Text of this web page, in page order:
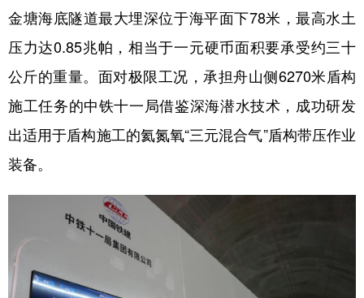
金塘海底隧道最大埋深位于海平面下78米，最高水土
压力达0.85兆帕，相当于一元硬币面积要承受约三十
公斤的重量。面对极限工况，承担舟山侧6270米盾构
施工任务的中铁十一局借鉴深海潜水技术，成功研发
出适用于盾构施工的氦氮氧“三元混合气”盾构带压作业
装备。